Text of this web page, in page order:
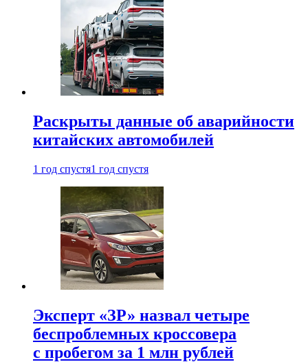
Раскрыты данные об аварийности
китайских автомобилей
1 год спустя1 год спустя
Эксперт «ЗР» назвал четыре
беспроблемных кроссовера
с пробегом за 1 млн рублей